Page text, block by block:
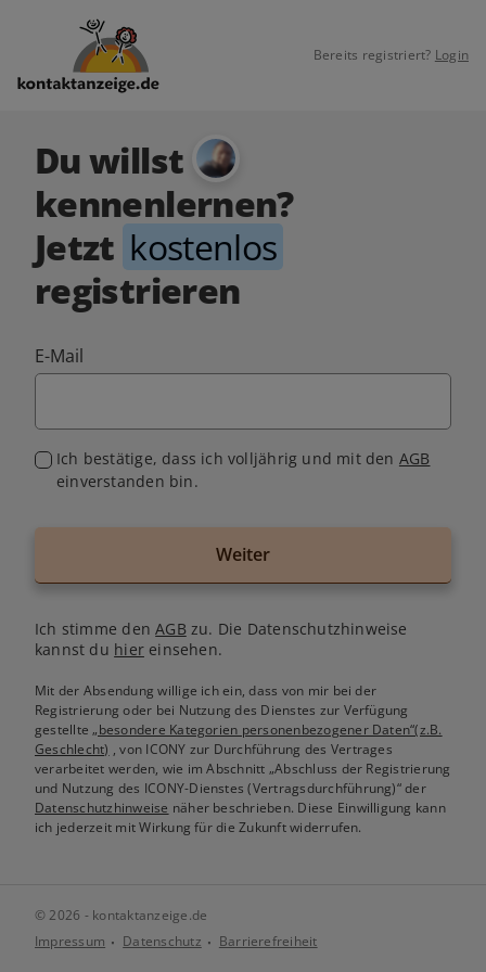
Bereits registriert? Login
Du willst
kennenlernen?
Jetzt kostenlos
registrieren
E-Mail
Ich bestätige, dass ich volljährig und mit den AGB
einverstanden bin.
Weiter
Ich stimme denAGB zu. Die Datenschutzhinweise
kannst du hiereinsehen.
Mit der Absendung willige ich ein, dass von mir bei der
Registrierung oder bei Nutzung des Dienstes zur Verfügung
gestellte„besondere Kategorien personenbezogener Daten“(z.B.
Geschlecht) , von ICONY zur Durchführung des Vertrages
verarbeitet werden, wie im Abschnitt „Abschluss der Registrierung
und Nutzung des ICONY-Dienstes (Vertragsdurchführung)“ der
Datenschutzhinweise näher beschrieben. Diese Einwilligung kann
ich jederzeit mit Wirkung für die Zukunft widerrufen.
© 2026 - kontaktanzeige.de
Impressum
Datenschutz Barrierefreiheit